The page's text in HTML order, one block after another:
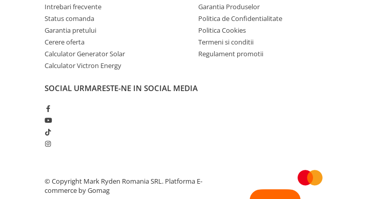
Electronice
Invertoare Tensiune
Roboti Pornire Auto
Statii de incarcare vehicule
Scule si aparate
Instrumente de masura
Anemometre
Multimetre Portabile
Tahometre
Intrebari frecvente
Status comanda
Garantia pretului
Cerere oferta
Calculator Generator Solar
Calculator Victron Energy
Garantia Produselor
Politica de Confidentialitate
Politica Cookies
Termeni si conditii
Regulament promotii
SOCIAL URMARESTE-NE IN SOCIAL MEDIA
©️ Copyright Mark Ryden Romania SRL. Platforma E-
commerce by Gomag